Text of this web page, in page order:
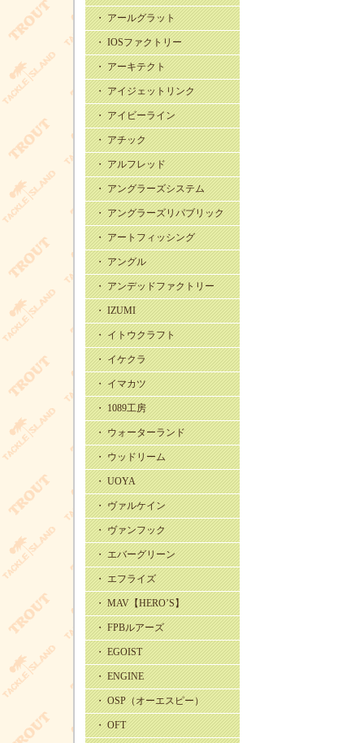
・ アールグラット
・ IOSファクトリー
・ アーキテクト
・ アイジェットリンク
・ アイビーライン
・ アチック
・ アルフレッド
・ アングラーズシステム
・ アングラーズリパブリック
・ アートフィッシング
・ アングル
・ アンデッドファクトリー
・ IZUMI
・ イトウクラフト
・ イケクラ
・ イマカツ
・ 1089工房
・ ウォーターランド
・ ウッドリーム
・ UOYA
・ ヴァルケイン
・ ヴァンフック
・ エバーグリーン
・ エフライズ
・ MAV【HERO’S】
・ FPBルアーズ
・ EGOIST
・ ENGINE
・ OSP（オーエスピー）
・ OFT